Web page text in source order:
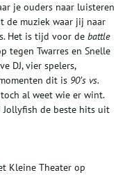
je ouders naar luisteren
de muziek waar jij naar
Het is tijd voor de battle
tegen Twarres en Snelle
DJ, vier spelers,
dit is 90’s vs.
al weet wie er wint.
Jollyfish de beste hits uit
Kleine Theater op